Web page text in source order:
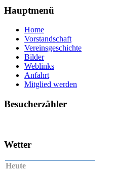
Hauptmenü
Home
Vorstandschaft
Vereinsgeschichte
Bilder
Weblinks
Anfahrt
Mitglied werden
Besucherzähler
Wetter
Heute